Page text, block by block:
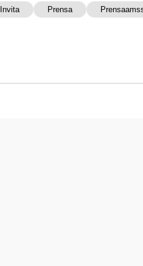
Invita Prensa